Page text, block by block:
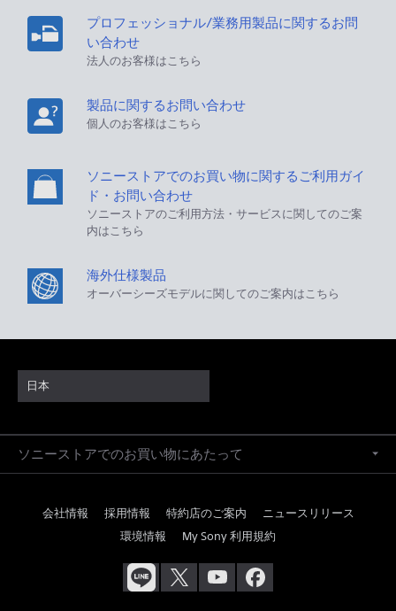
プロフェッショナル/業務用製品に関するお問
い合わせ
法人のお客様はこちら
製品に関するお問い合わせ
個人のお客様はこちら
ソニーストアでのお買い物に関するご利用ガイ
ド・お問い合わせ
ソニーストアのご利用方法・サービスに関してのご案
内はこちら
海外仕様製品
オーバーシーズモデルに関してのご案内はこちら
日本
ソニーストアでのお買い物にあたって
会社情報 採用情報 特約店のご案内
ニュースリリース
環境情報
My Sony 利用規約